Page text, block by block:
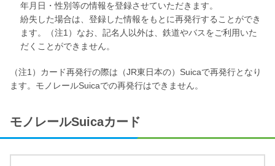
年月日・性別等の情報を登録させていただきます。
紛失した場合は、登録した情報をもとに再発行することができ
ます。（注1）なお、記名人以外は、鉄道やバスをご利用いた
だくことができません。
（注1）カード再発行の際は（JR東日本の）Suicaで再発行となり
ます。モノレールSuicaでの再発行はできません。
モノレールSuicaカード